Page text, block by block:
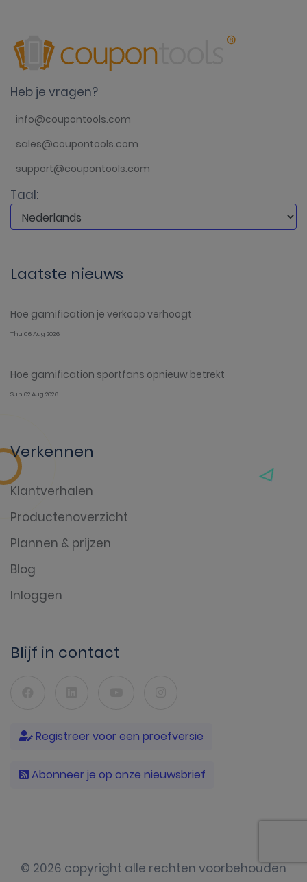
Heb je vragen?
info@coupontools.com
sales@coupontools.com
support@coupontools.com
Taal:
Laatste nieuws
Hoe gamification je verkoop verhoogt
Thu 06 Aug 2026
Hoe gamification sportfans opnieuw betrekt
Sun 02 Aug 2026
Verkennen
Klantverhalen
Productenoverzicht
Plannen & prijzen
Blog
Inloggen
Blijf in contact
Registreer voor een proefversie
Abonneer je op onze nieuwsbrief
© 2026 copyright alle rechten voorbehouden